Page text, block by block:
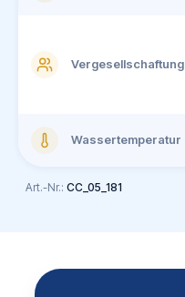
Vergesellschaftung
Wassertemperatur
Art.-Nr.: CC_05_181